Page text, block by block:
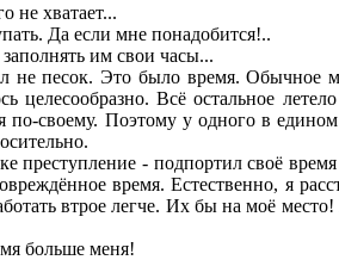
хватает...
Да если мне понадобится!..
им свои часы...
Это было время. Обычное
Всё остальное
своему. Поэтому у одного в
- подпортил своё
время. Естественно, я
втрое легче. Их бы на моё
больше меня!